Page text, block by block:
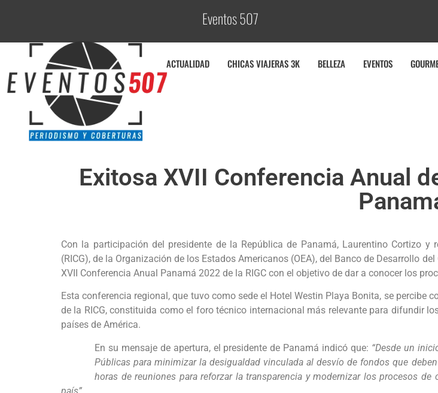
Eventos 507
ACTUALIDAD CHICAS VIAJERAS 3K BELLEZA EVENTOS
Exitosa XVII Conferencia Anual
Con la participación del presidente de la República de Panamá, Laurentino Cortizo y
(RICG), de la Organización de los Estados Americanos (OEA), del Banco de Desarrollo
XVII Conferencia Anual Panamá 2022 de la RIGC con el objetivo de dar a conocer los
Esta conferencia regional, que tuvo como sede el Hotel Westin Playa Bonita, se
de la RICG, constituida como el foro técnico internacional más relevante para difundir
países de América.
En su mensaje de apertura, el presidente de Panamá indicó que: “Desde un
Públicas para minimizar la desigualdad vinculada al desvío de fondos que
horas de reuniones para reforzar la transparencia y modernizar los procesos